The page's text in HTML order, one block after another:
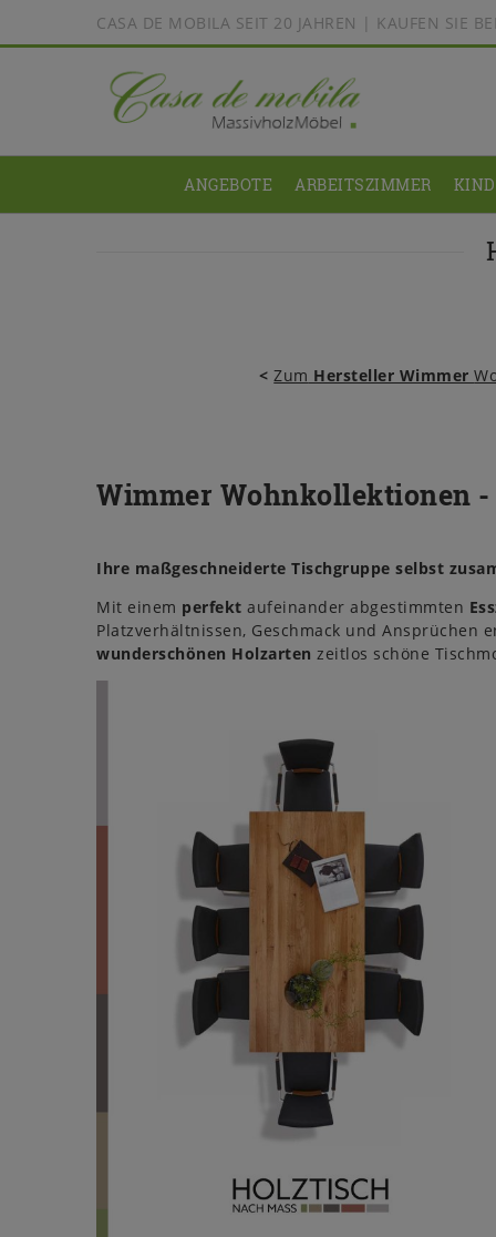
CASA DE MOBILA SEIT 20 JAHREN | KAUFEN SIE
ANGEBOTE ARBEITSZIMMER
<Zum Hersteller Wimmer
Wimmer Wohnkollektionen -
Ihre maßgeschneiderte Tischgruppe selbst
Mit einem perfekt aufeinander abgestimmten
Platzverhältnissen, Geschmack und Ansprüchen
wunderschönen Holzarten zeitlos schöne